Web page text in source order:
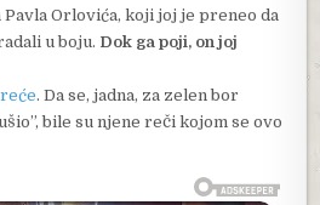
Orlovića, koji joj je preneo da
u boju. Dok ga poji, on joj
. Da se, jadna, za zelen bor
bile su njene reči kojom se ovo